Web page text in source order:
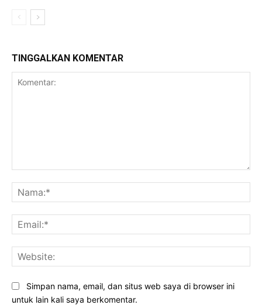
TINGGALKAN KOMENTAR
Simpan nama, email, dan situs web saya di browser ini
untuk lain kali saya berkomentar.